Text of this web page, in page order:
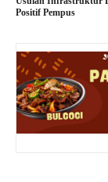
Positif Pempus